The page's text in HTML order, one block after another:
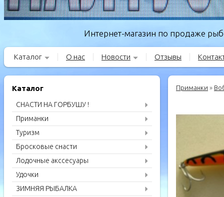
Интернет-магазин по продаже
Каталог О нас Новости Отзывы
Каталог
СНАСТИ НА ГОРБУШУ !
Приманки
Туризм
Бросковые снасти
Лодочные акссесуары
Удочки
ЗИМНЯЯ РЫБАЛКА
Приманки »